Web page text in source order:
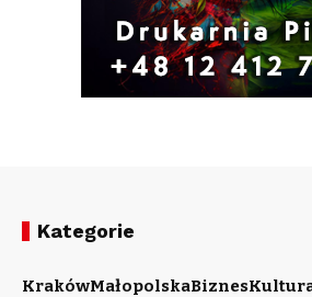
Kategorie
KrakówMałopolskaBiznes